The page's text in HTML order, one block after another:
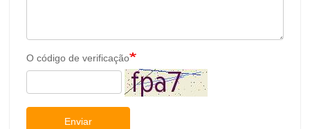
O código de verificação
Enviar